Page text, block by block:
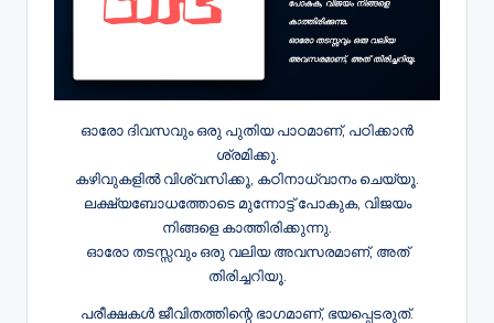
ഓരോ ദിവസവും ഒരു പുതിയ പാഠമാണ്, പഠിക്കാൻ
ശ്രമിക്കൂ.
കഴിവുകളിൽ വിശ്വസിക്കൂ, കഠിനാധ്വാനം ചെയ്യൂ.
ലക്ഷ്യബോധത്തോടെ മുന്നോട്ട് പോകുക, വിജയം
നിങ്ങളെ കാത്തിരിക്കുന്നു.
ഓരോ തടസ്സവും ഒരു വലിയ അവസരമാണ്, അത്
തിരിച്ചറിയൂ.
പരീക്ഷകൾ ജീവിതത്തിന്റെ ഭാഗമാണ്, ഭയപ്പെടരുത്.